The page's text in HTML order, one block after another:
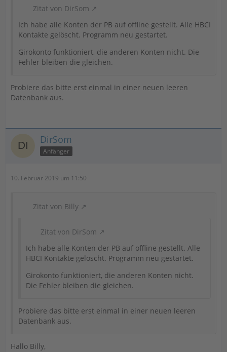
Zitat von DirSom
Ich habe alle Konten der PB auf offline gestellt. Alle HBCI
Kontakte gelöscht. Programm neu gestartet.
Girokonto funktioniert, die anderen Konten nicht. Die
Fehler bleiben die gleichen.
Probiere das bitte erst einmal in einer neuen leeren
Datenbank aus.
DirSom
Anfänger
10. Februar 2019 um 11:50
Zitat von Billy
Zitat von DirSom
Ich habe alle Konten der PB auf offline gestellt. Alle
HBCI Kontakte gelöscht. Programm neu gestartet.
Girokonto funktioniert, die anderen Konten nicht.
Die Fehler bleiben die gleichen.
Probiere das bitte erst einmal in einer neuen leeren
Datenbank aus.
Hallo Billy,